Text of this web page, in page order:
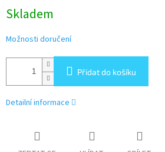
cena:
Skladem
Možnosti doručení
Přidat do košíku
Detailní informace